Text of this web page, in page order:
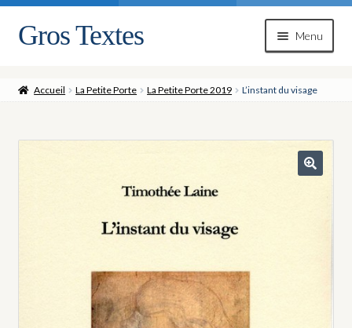
Aller
à
navigation
Aller
au
Gros Textes Menu
Accueil La Petite Porte La Petite Porte 2019 L’instant du visage